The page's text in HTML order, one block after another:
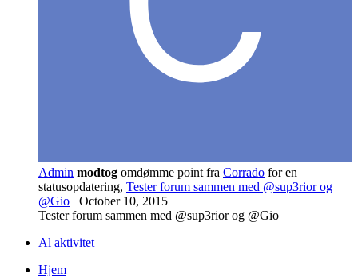
Admin modtog omdømme point fra Corrado for en
statusopdatering, Tester forum sammen med @sup3rior og
@Gio
October 10, 2015
Tester forum sammen med @sup3rior og @Gio
Al aktivitet
Hjem